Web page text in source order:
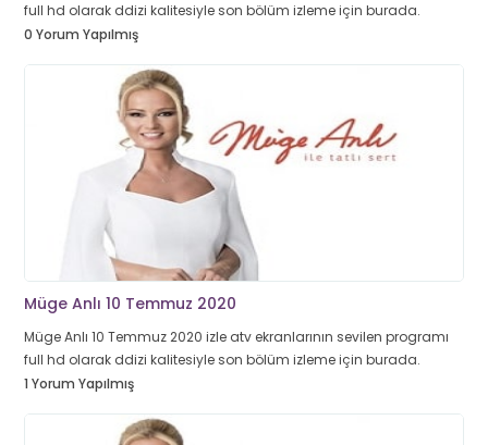
full hd olarak ddizi kalitesiyle son bölüm izleme için burada.
0 Yorum Yapılmış
Müge Anlı 10 Temmuz 2020
Müge Anlı 10 Temmuz 2020 izle atv ekranlarının sevilen programı
full hd olarak ddizi kalitesiyle son bölüm izleme için burada.
1 Yorum Yapılmış